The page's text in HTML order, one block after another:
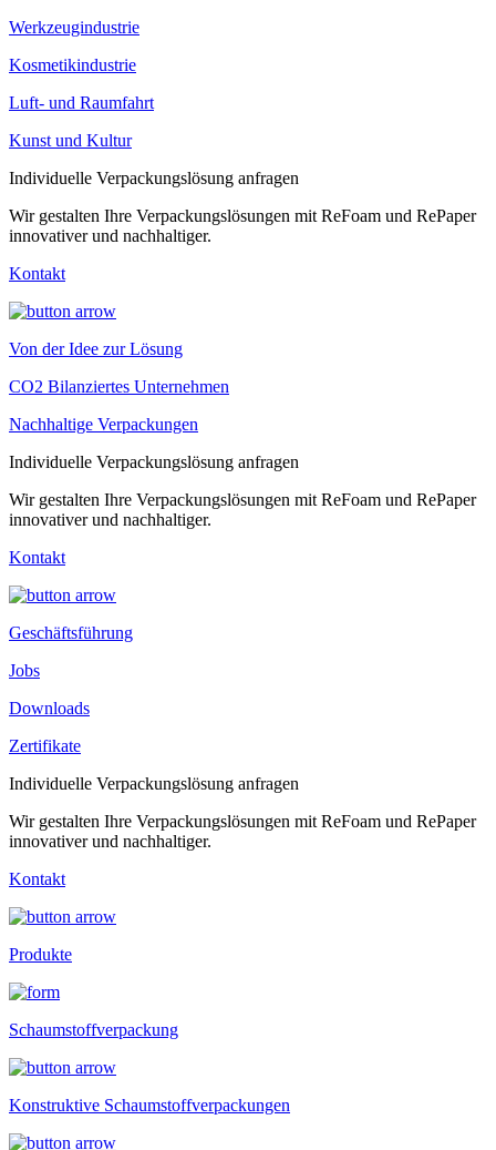
Werkzeugindustrie
Kosmetikindustrie
Luft- und Raumfahrt
Kunst und Kultur
Individuelle Verpackungslösung anfragen
Wir gestalten Ihre Verpackungslösungen mit ReFoam und RePaper
innovativer und nachhaltiger.
Kontakt
Von der Idee zur Lösung
CO2 Bilanziertes Unternehmen
Nachhaltige Verpackungen
Individuelle Verpackungslösung anfragen
Wir gestalten Ihre Verpackungslösungen mit ReFoam und RePaper
innovativer und nachhaltiger.
Kontakt
Geschäftsführung
Jobs
Downloads
Zertifikate
Individuelle Verpackungslösung anfragen
Wir gestalten Ihre Verpackungslösungen mit ReFoam und RePaper
innovativer und nachhaltiger.
Kontakt
Produkte
Schaumstoffverpackung
Konstruktive Schaumstoffverpackungen